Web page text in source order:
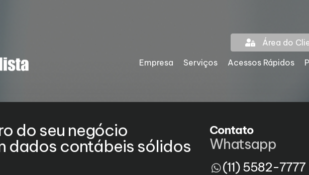
Área do
Empresa
Serviços Acessos Rápidos
do seu negócio
dados contábeis sólidos
Contato
Whatsapp
(11) 5582-7777